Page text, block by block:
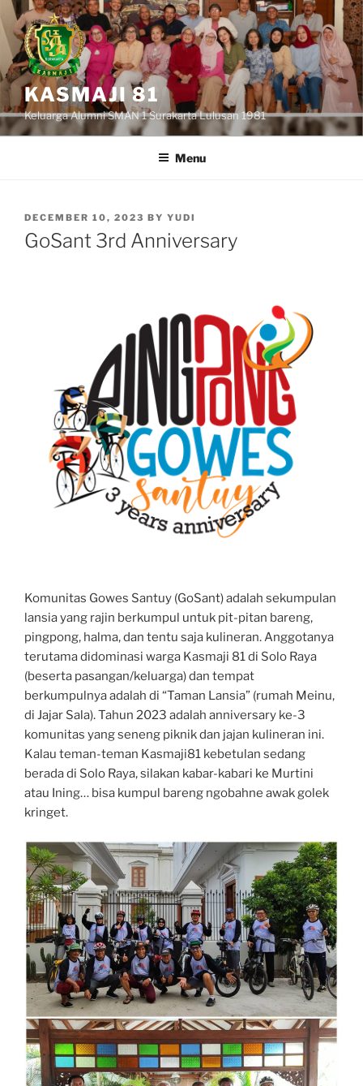
Skip
to
content
KASMAJI 81
Keluarga Alumni SMAN 1 Surakarta Lulusan 1981
Menu
POSTED
ON
DECEMBER 10, 2023 BY YUDI
GoSant 3rd Anniversary
Komunitas Gowes Santuy (GoSant) adalah sekumpulan
lansia yang rajin berkumpul untuk pit-pitan bareng,
pingpong, halma, dan tentu saja kulineran. Anggotanya
terutama didominasi warga Kasmaji 81 di Solo Raya
(beserta pasangan/keluarga) dan tempat
berkumpulnya adalah di “Taman Lansia” (rumah Meinu,
di Jajar Sala). Tahun 2023 adalah anniversary ke-3
komunitas yang seneng piknik dan jajan kulineran ini.
Kalau teman-teman Kasmaji81 kebetulan sedang
berada di Solo Raya, silakan kabar-kabari ke Murtini
atau Ining… bisa kumpul bareng ngobahne awak golek
kringet.